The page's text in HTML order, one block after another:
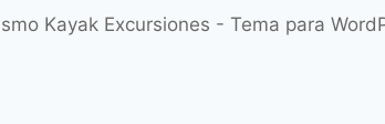
Kayak Excursiones - Tema para